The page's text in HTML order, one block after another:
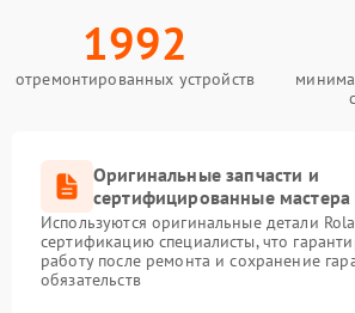
1992
отремонтированных устройств
Оригинальные запчасти и
сертифицированные мастера
Используются оригинальные детали
сертификацию специалисты, что
работу после ремонта и сохранение
обязательств